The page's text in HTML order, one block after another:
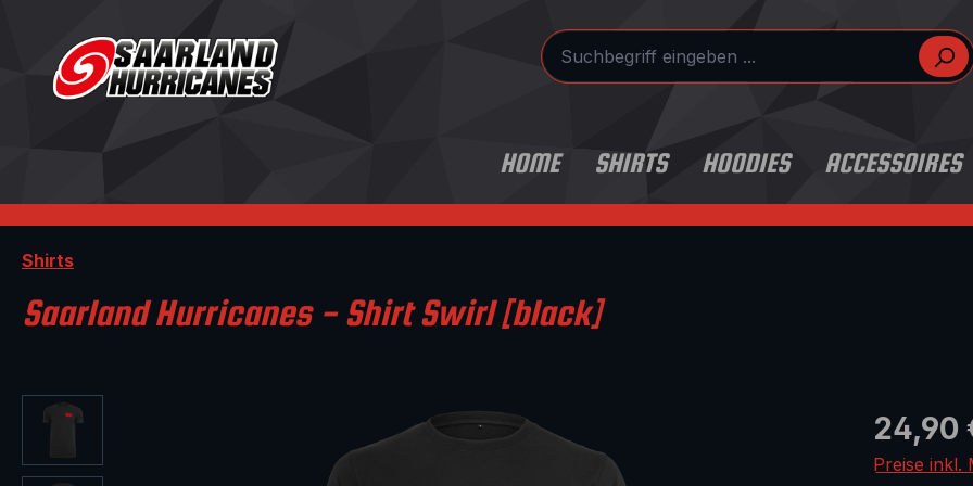
HOME SHIRTS HOODIES ACCESSOIRES
Shirts
Saarland Hurricanes - Shirt Swirl [black]
Bildergalerie überspringen Regulärer
24,90
Preise inkl.